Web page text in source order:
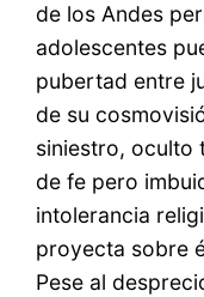
de los Andes
adolescentes
pubertad entre
de su
siniestro, oculto
de fe pero
intolerancia
proyecta sobre
Pese al